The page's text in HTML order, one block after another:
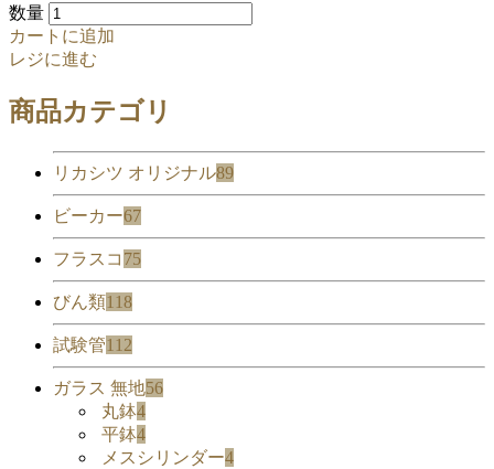
数量
カートに追加
レジに進む
商品カテゴリ
リカシツ オリジナル89
ビーカー67
フラスコ 75
びん類118
試験管112
ガラス 無地56
丸鉢4
平鉢4
メスシリンダー4